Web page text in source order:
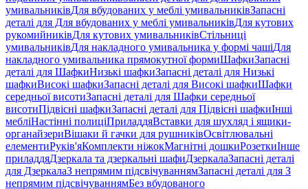
умивальниківДля вбудованих у меблі умивальниківЗапасні
деталі для Для вбудованих у меблі умивальниківДля кутових
рукомийниківДля кутових умивальниківСтільниці
умивальниківДля накладного умивальника у формі чашіДля
накладного умивальника прямокутної формиШафкиЗапасні
деталі для ШафкиНизькі шафкиЗапасні деталі для Низькі
шафкиВисокі шафкиЗапасні деталі для Високі шафкиШафки
середньої висотиЗапасні деталі для Шафки середньої
висотиПідвісні шафкиЗапасні деталі для Підвісні шафкиІнші
мебліНастінні полиціПриладдяВставки для шухляд і ящики-
органайзериВішаки й гачки для рушниківОсвітлювальні
елементиРуків'яКомплекти ніжокМагнітні дошкиРозеткиІнше
приладдяДзеркала та дзеркальні шафиДзеркалаЗапасні деталі
для ДзеркалаЗ непрямим підсвічуваннямЗапасні деталі для З
непрямим підсвічуваннямБез вбудованого